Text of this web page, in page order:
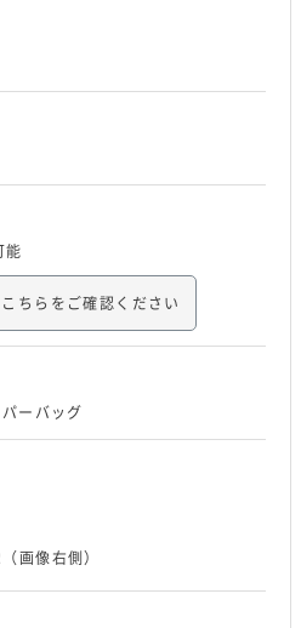
能
ちらをご確認ください
ーバッグ
画像右側）